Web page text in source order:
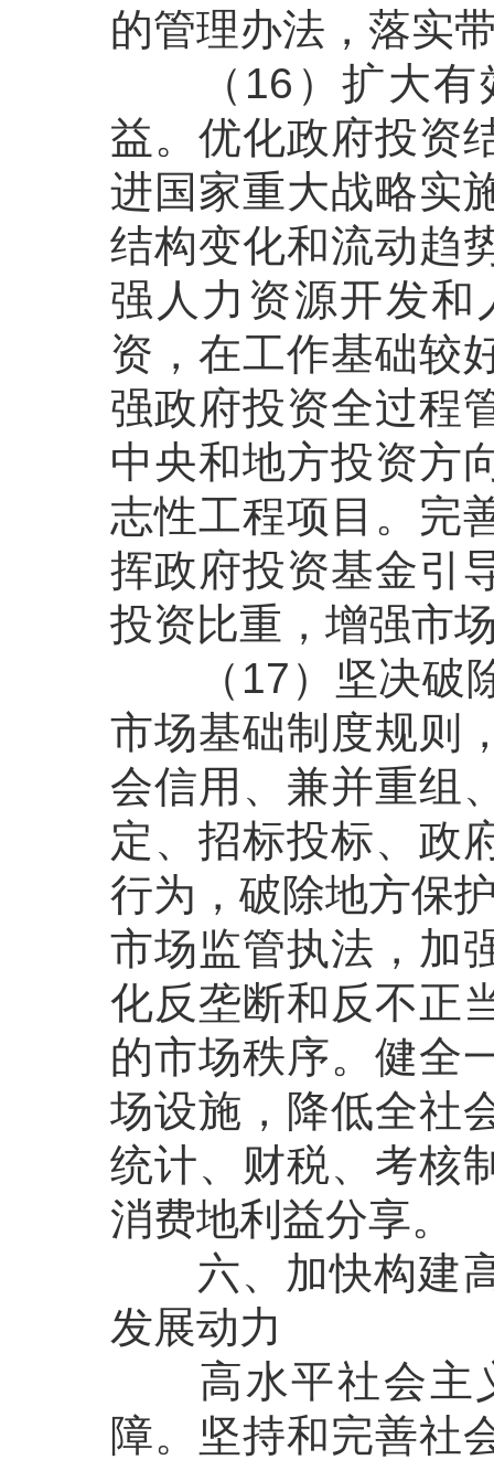
的管理办法，落实
（16）扩大有
益。优化政府投资
进国家重大战略实
结构变化和流动趋
强人力资源开发
资，在工作基础较
强政府投资全过程
中央和地方投资方
志性工程项目。完
挥政府投资基金引
投资比重，增强市
（17）坚决破除
市场基础制度规则
会信用、兼并重组
定、招标投标、政
行为，破除地方保
市场监管执法，加
化反垄断和反不正
的市场秩序。健全
场设施，降低全社
统计、财税、考核
消费地利益分享。
六、加快构建高
发展动力
高水平社会主义
障。坚持和完善社